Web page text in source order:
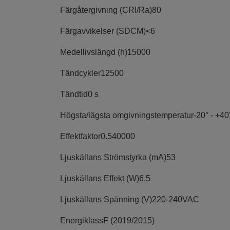
Färgåtergivning (CRI/Ra)80
Färgavvikelser (SDCM)<6
Medellivslängd (h)15000
Tändcykler12500
Tändtid0 s
Högsta/lägsta omgivningstemperatur-20° -
Effektfaktor0.540000
Ljuskällans Strömstyrka (mA)53
Ljuskällans Effekt (W)6.5
Ljuskällans Spänning (V)220-240VAC
EnergiklassF (2019/2015)